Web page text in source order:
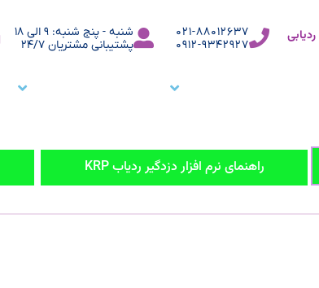
021-88012637
0912-9342927
شنبه - پنج شنبه: 9 الی 18
پشتیبانی مشتریان 24/7
راهنمای نرم افزار دزدگیر ردیاب KRP